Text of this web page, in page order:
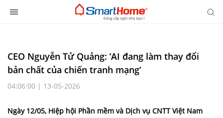
CEO Nguyễn Tử Quảng: ‘AI đang làm thay đổi
bản chất của chiến tranh mạng’
04:06:00 | 13-05-2026
Ngày 12/05, Hiệp hội Phần mềm và Dịch vụ CNTT Việt Nam